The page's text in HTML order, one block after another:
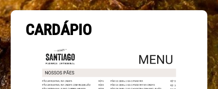
CARDÁPIO